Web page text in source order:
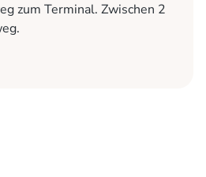
zum Terminal. Zwischen 2